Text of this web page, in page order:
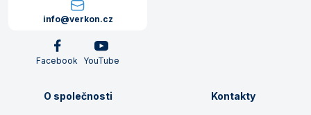
info@verkon.cz
Facebook YouTube
O společnosti Kontakty